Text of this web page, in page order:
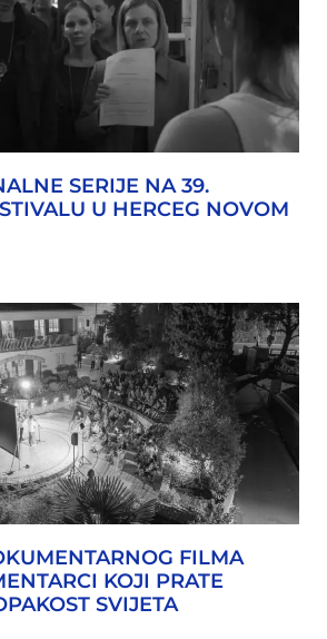
SERIJE NA 39.
U HERCEG NOVOM
FILMA
KOJI PRATE
SVIJETA